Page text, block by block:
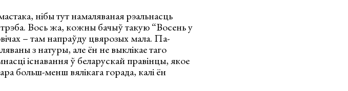
нібы тут намаляваная рэальнасць
Вось жа, кожны бачыў такую “Восень у
– там напраўду цвярозых мала. Па-
з натуры, але ён не выклікае таго
існавання ў беларускай правінцы, якое
больш-менш вялікага горада, калі ён